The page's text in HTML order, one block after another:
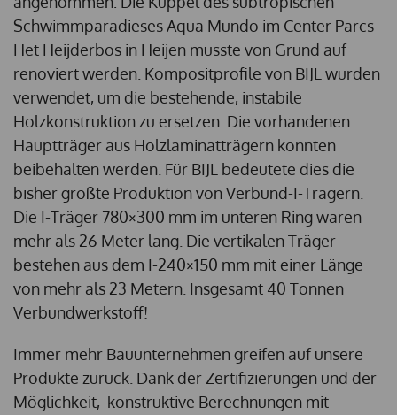
Schwimmparadieses Aqua Mundo im Center Parcs
Het Heijderbos in Heijen musste von Grund auf
renoviert werden. Kompositprofile von BIJL wurden
verwendet, um die bestehende, instabile
Holzkonstruktion zu ersetzen. Die vorhandenen
Hauptträger aus Holzlaminatträgern konnten
beibehalten werden. Für BIJL bedeutete dies die
bisher größte Produktion von Verbund-I-Trägern.
Die I-Träger 780×300 mm im unteren Ring waren
mehr als 26 Meter lang. Die vertikalen Träger
bestehen aus dem I-240×150 mm mit einer Länge
von mehr als 23 Metern. Insgesamt 40 Tonnen
Verbundwerkstoff!
Immer mehr Bauunternehmen greifen auf unsere
Produkte zurück. Dank der Zertifizierungen und der
Möglichkeit, konstruktive Berechnungen mit